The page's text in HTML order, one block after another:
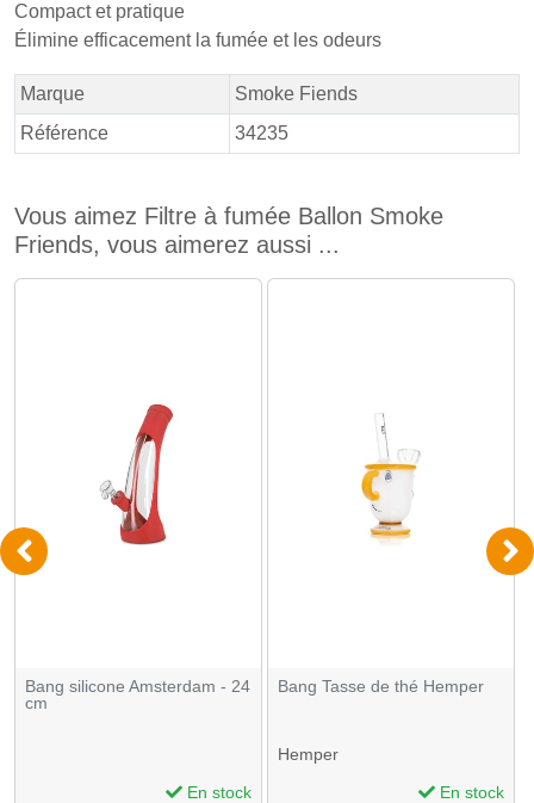
Compact et pratique
Élimine efficacement la fumée et les odeurs
Marque
Smoke Fiends
Référence
34235
Vous aimez Filtre à fumée Ballon Smoke
Friends, vous aimerez aussi ...
Bang silicone Amsterdam - 24
cm
En stock
Bang Tasse de thé Hemper
Hemper
En stock